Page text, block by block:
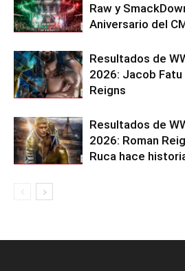
Raw y
Aniversario del
Resultados de
2026: Jacob
Reigns
Resultados de
2026: Roman
Ruca hace